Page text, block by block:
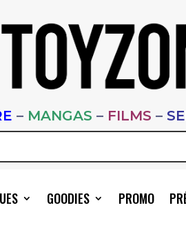
– MANGAS – FILMS –
GOODIES PROMO